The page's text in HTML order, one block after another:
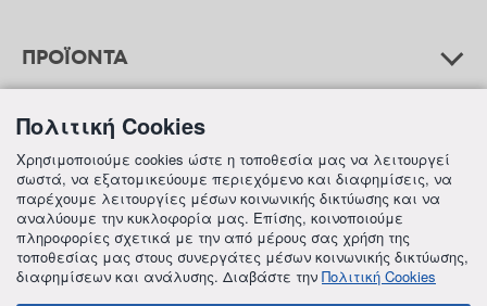
ΠΡΟΪΟΝΤΑ
ΒΟΗΘΕΙΑ
ΠΛΗΡΟΦΟΡΙΕΣ
Πολιτική Cookies
Χρησιμοποιούμε cookies ώστε η τοποθεσία μας να λειτουργεί
σωστά, να εξατομικεύουμε περιεχόμενο και διαφημίσεις, να
παρέχουμε λειτουργίες μέσων κοινωνικής δικτύωσης και να
αναλύουμε την κυκλοφορία μας. Επίσης, κοινοποιούμε
πληροφορίες σχετικά με την από μέρους σας χρήση της
τοποθεσίας μας στους συνεργάτες μέσων κοινωνικής δικτύωσης,
διαφημίσεων και ανάλυσης. Διαβάστε την Πολιτική Cookies